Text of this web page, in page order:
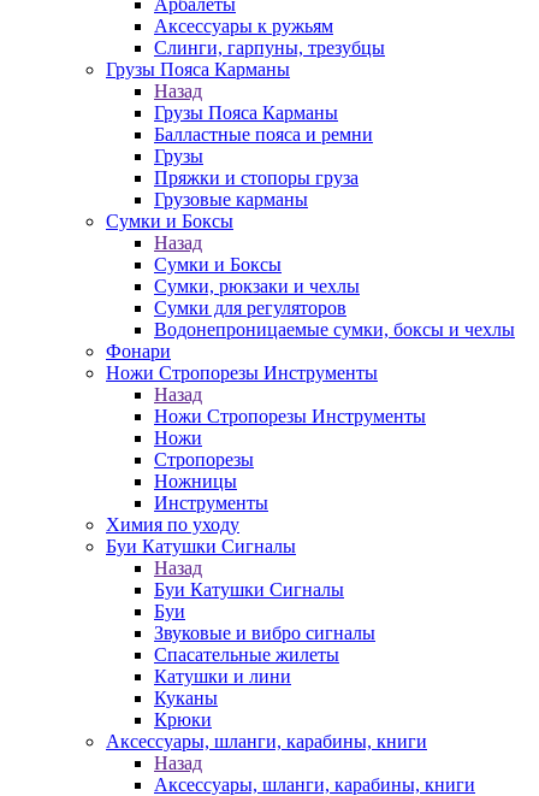
Арбалеты
Аксессуары к ружьям
Слинги, гарпуны, трезубцы
Грузы Пояса Карманы
Назад
Грузы Пояса Карманы
Балластные пояса и ремни
Грузы
Пряжки и стопоры груза
Грузовые карманы
Сумки и Боксы
Назад
Сумки и Боксы
Сумки, рюкзаки и чехлы
Сумки для регуляторов
Водонепроницаемые сумки, боксы и чехлы
Фонари
Ножи Стропорезы Инструменты
Назад
Ножи Стропорезы Инструменты
Ножи
Стропорезы
Ножницы
Инструменты
Химия по уходу
Буи Катушки Сигналы
Назад
Буи Катушки Сигналы
Буи
Звуковые и вибро сигналы
Спасательные жилеты
Катушки и лини
Куканы
Крюки
Аксессуары, шланги, карабины, книги
Назад
Аксессуары, шланги, карабины, книги